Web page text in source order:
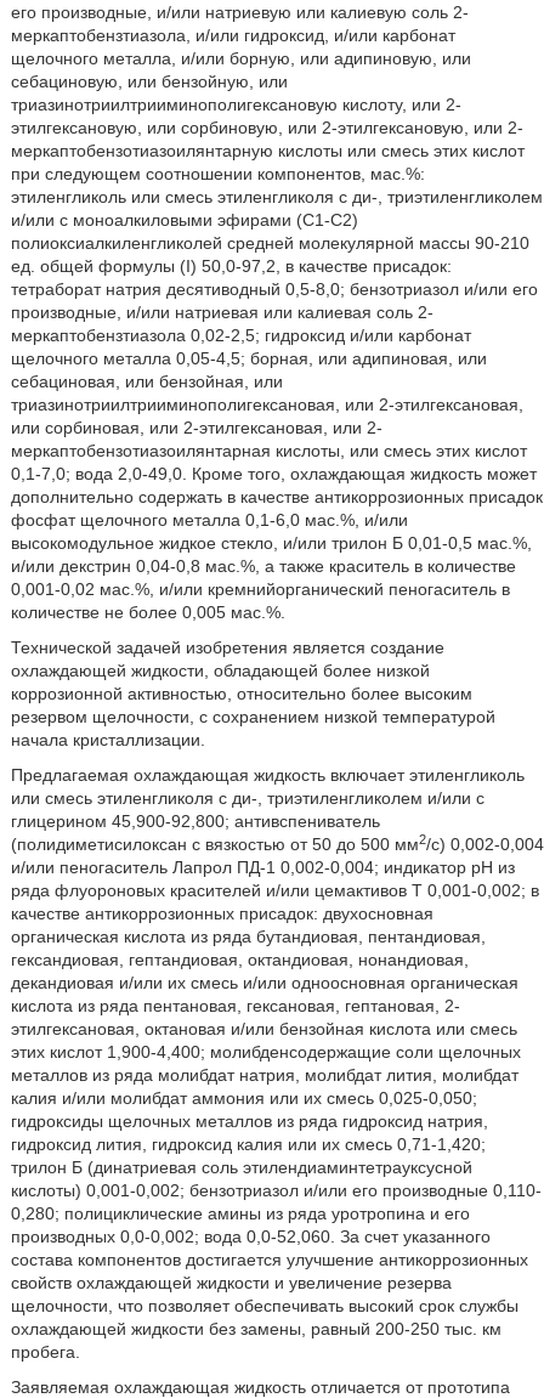
его производные, и/или натриевую или калиевую соль 2-
меркаптобензтиазола, и/или гидроксид, и/или карбонат
щелочного металла, и/или борную, или адипиновую, или
себациновую, или бензойную, или
триазинотриилтрииминополигексановую кислоту, или 2-
этилгексановую, или сорбиновую, или 2-этилгексановую, или 2-
меркаптобензотиазоилянтарную кислоты или смесь этих кислот
при следующем соотношении компонентов, мас.%:
этиленгликоль или смесь этиленгликоля с ди-, триэтиленгликолем
и/или с моноалкиловыми эфирами (C1-С2)
полиоксиалкиленгликолей средней молекулярной массы 90-210
ед. общей формулы (I) 50,0-97,2, в качестве присадок:
тетраборат натрия десятиводный 0,5-8,0; бензотриазол и/или его
производные, и/или натриевая или калиевая соль 2-
меркаптобензтиазола 0,02-2,5; гидроксид и/или карбонат
щелочного металла 0,05-4,5; борная, или адипиновая, или
себациновая, или бензойная, или
триазинотриилтрииминополигексановая, или 2-этилгексановая,
или сорбиновая, или 2-этилгексановая, или 2-
меркаптобензотиазоилянтарная кислоты, или смесь этих кислот
0,1-7,0; вода 2,0-49,0. Кроме того, охлаждающая жидкость может
дополнительно содержать в качестве антикоррозионных присадок
фосфат щелочного металла 0,1-6,0 мас.%, и/или
высокомодульное жидкое стекло, и/или трилон Б 0,01-0,5 мас.%,
и/или декстрин 0,04-0,8 мас.%, а также краситель в количестве
0,001-0,02 мас.%, и/или кремнийорганический пеногаситель в
количестве не более 0,005 мас.%.
Технической задачей изобретения является создание
охлаждающей жидкости, обладающей более низкой
коррозионной активностью, относительно более высоким
резервом щелочности, с сохранением низкой температурой
начала кристаллизации.
Предлагаемая охлаждающая жидкость включает этиленгликоль
или смесь этиленгликоля с ди-, триэтиленгликолем и/или с
глицерином 45,900-92,800; антивспениватель
(полидиметисилоксан с вязкостью от 50 до 500 мм2/с) 0,002-0,004
и/или пеногаситель Лапрол ПД-1 0,002-0,004; индикатор рН из
ряда флуороновых красителей и/или цемактивов Т 0,001-0,002; в
качестве антикоррозионных присадок: двухосновная
органическая кислота из ряда бутандиовая, пентандиовая,
гександиовая, гептандиовая, октандиовая, нонандиовая,
декандиовая и/или их смесь и/или одноосновная органическая
кислота из ряда пентановая, гексановая, гептановая, 2-
этилгексановая, октановая и/или бензойная кислота или смесь
этих кислот 1,900-4,400; молибденсодержащие соли щелочных
металлов из ряда молибдат натрия, молибдат лития, молибдат
калия и/или молибдат аммония или их смесь 0,025-0,050;
гидроксиды щелочных металлов из ряда гидроксид натрия,
гидроксид лития, гидроксид калия или их смесь 0,71-1,420;
трилон Б (динатриевая соль этилендиаминтетрауксусной
кислоты) 0,001-0,002; бензотриазол и/или его производные 0,110-
0,280; полициклические амины из ряда уротропина и его
производных 0,0-0,002; вода 0,0-52,060. За счет указанного
состава компонентов достигается улучшение антикоррозионных
свойств охлаждающей жидкости и увеличение резерва
щелочности, что позволяет обеспечивать высокий срок службы
охлаждающей жидкости без замены, равный 200-250 тыс. км
пробега.
Заявляемая охлаждающая жидкость отличается от прототипа